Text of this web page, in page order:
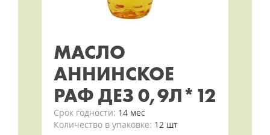
МАСЛО
АННИНСКОЕ
РАФ ДЕЗ 0,9Л*12
Срок годности: 14 мес
Количество в упаковке: 12 шт